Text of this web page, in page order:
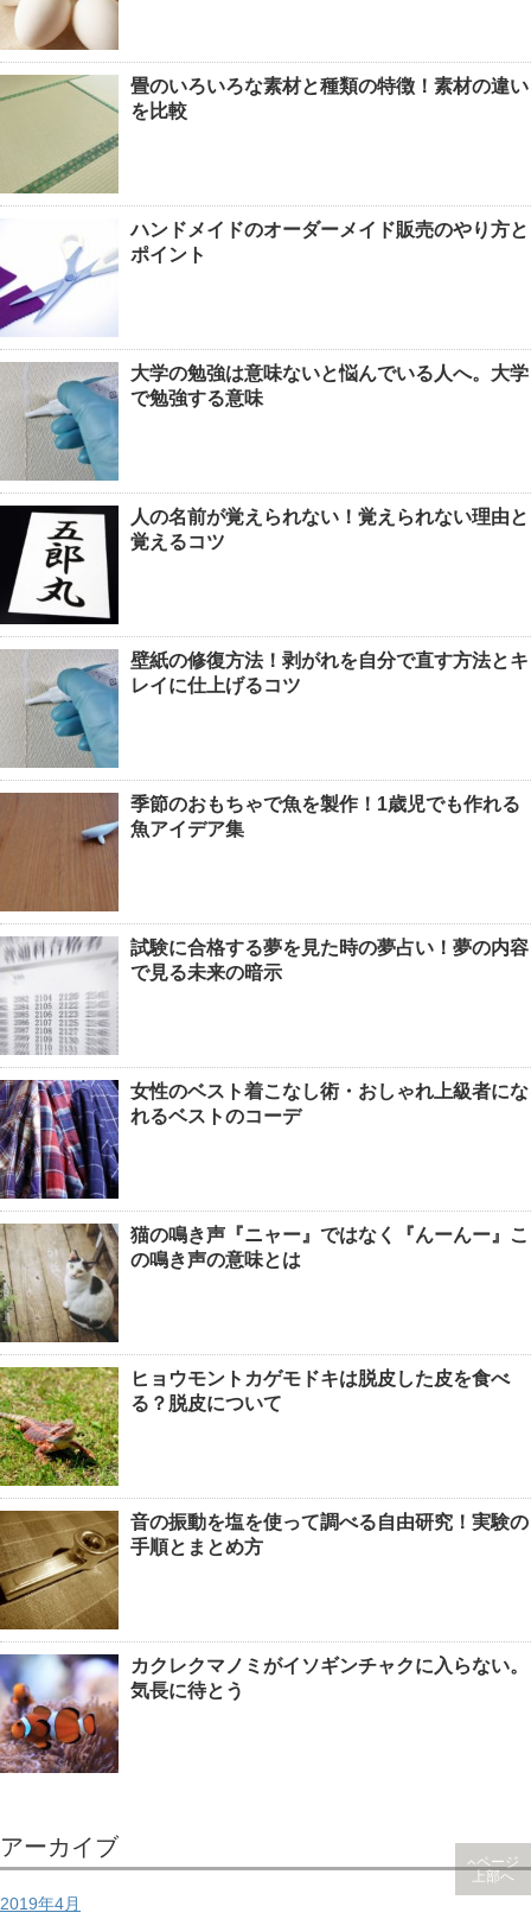
畳のいろいろな素材と種類の特徴！素材の違い
を比較
ハンドメイドのオーダーメイド販売のやり方と
ポイント
大学の勉強は意味ないと悩んでいる人へ。大学
で勉強する意味
人の名前が覚えられない！覚えられない理由と
覚えるコツ
壁紙の修復方法！剥がれを自分で直す方法とキ
レイに仕上げるコツ
季節のおもちゃで魚を製作！1歳児でも作れる
魚アイデア集
試験に合格する夢を見た時の夢占い！夢の内容
で見る未来の暗示
女性のベスト着こなし術・おしゃれ上級者にな
れるベストのコーデ
猫の鳴き声『ニャー』ではなく『んーんー』こ
の鳴き声の意味とは
ヒョウモントカゲモドキは脱皮した皮を食べ
る？脱皮について
音の振動を塩を使って調べる自由研究！実験の
手順とまとめ方
カクレクマノミがイソギンチャクに入らない。
気長に待とう
アーカイブ
2019年4月
ページ
上部へ